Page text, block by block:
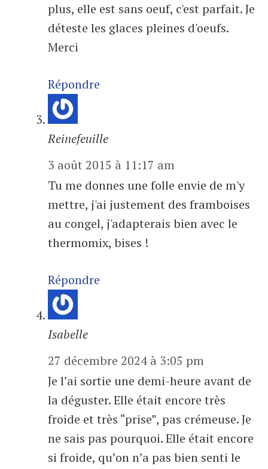
plus, elle est sans oeuf, c'est parfait. Je
déteste les glaces pleines d'oeufs.
Merci
Répondre
Reinefeuille
3 août 2015 à 11:17 am
Tu me donnes une folle envie de m'y
mettre, j'ai justement des framboises
au congel, j'adapterais bien avec le
thermomix, bises !
Répondre
Isabelle
27 décembre 2024 à 3:05 pm
Je l’ai sortie une demi-heure avant de
la déguster. Elle était encore très
froide et très “prise”, pas crémeuse. Je
ne sais pas pourquoi. Elle était encore
si froide, qu’on n’a pas bien senti le